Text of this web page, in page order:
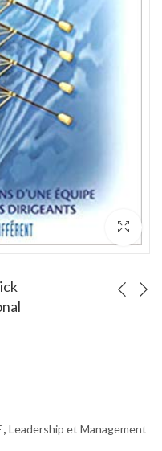
, Leadership et Management
L'Art du pitch : Trouver l'accroche... OREN KLAFF